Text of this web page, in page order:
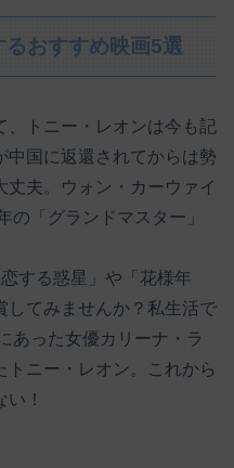
るおすすめ映画5選
、トニー・レオンは今も記
中国に返還されてからは勢
夫。ウォン・カーウァイ
の「グランドマスター」
する惑星」や「花様年
してみませんか？私生活で
あった女優カリーナ・ラ
トニー・レオン。これから
！